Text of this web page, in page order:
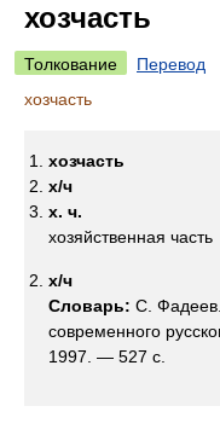
хозчасть
Толкование
Перевод
хозчасть
хозчасть
х/ч
х. ч.
хозяйственная часть
х/ч
Словарь: С.
современного
1997. — 527 с.